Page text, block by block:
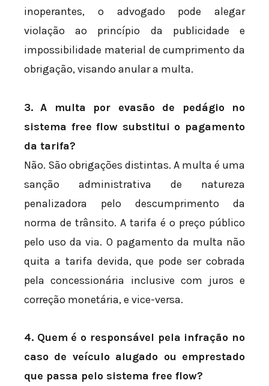
inoperantes, o advogado pode alegar
violação ao princípio da publicidade e
impossibilidade material de cumprimento da
obrigação, visando anular a multa.
3. A multa por evasão de pedágio no
sistema free flow substitui o pagamento
da tarifa?
Não. São obrigações distintas. A multa é uma
sanção administrativa de natureza
penalizadora pelo descumprimento da
norma de trânsito. A tarifa é o preço público
pelo uso da via. O pagamento da multa não
quita a tarifa devida, que pode ser cobrada
pela concessionária inclusive com juros e
correção monetária, e vice-versa.
4. Quem é o responsável pela infração no
caso de veículo alugado ou emprestado
que passa pelo sistema free flow?